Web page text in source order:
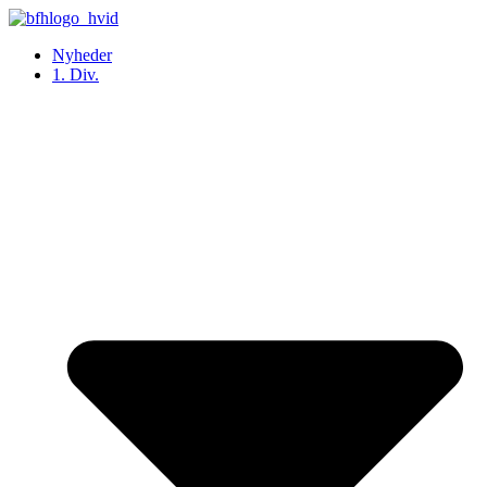
Videre
indholdNyheder
1. Div.